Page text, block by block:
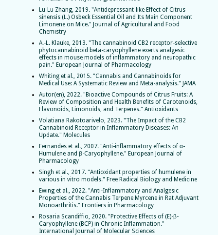
Lu-Lu Zhang, 2019. "Antidepressant-like Effect of Citrus
sinensis (L.) Osbeck Essential Oil and Its Main Component
Limonene on Mice." Journal of Agricultural and Food
Chemistry
A.-L. Klauke, 2013. "The cannabinoid CB2 receptor-selective
phytocannabinoid beta-caryophyllene exerts analgesic
effects in mouse models of inflammatory and neuropathic
pain." European Journal of Pharmacology
Whiting et al., 2015. "Cannabis and Cannabinoids for
Medical Use: A Systematic Review and Meta-analysis." JAMA
Autor(en), 2022. "Bioactive Compounds of Citrus Fruits: A
Review of Composition and Health Benefits of Carotenoids,
Flavonoids, Limonoids, and Terpenes." Antioxidants
Volatiana Rakotoarivelo, 2023. "The Impact of the CB2
Cannabinoid Receptor in Inflammatory Diseases: An
Update." Molecules
Fernandes et al., 2007. "Anti-inflammatory effects of α-
Humulene and β-Caryophyllene." European Journal of
Pharmacology
Singh et al., 2017. "Antioxidant properties of humulene in
various in vitro models." Free Radical Biology and Medicine
Ewing et al., 2022. "Anti-Inflammatory and Analgesic
Properties of the Cannabis Terpene Myrcene in Rat Adjuvant
Monoarthritis." Frontiers in Pharmacology
Rosaria Scandiffio, 2020. "Protective Effects of (E)-β-
Caryophyllene (BCP) in Chronic Inflammation."
International Journal of Molecular Sciences